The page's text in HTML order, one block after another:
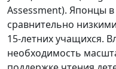
Assessment). Японцы
сравнительно
15-летних учащихся.
необходимость